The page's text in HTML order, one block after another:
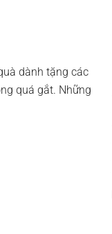
dành tặng các
quá gắt. Những